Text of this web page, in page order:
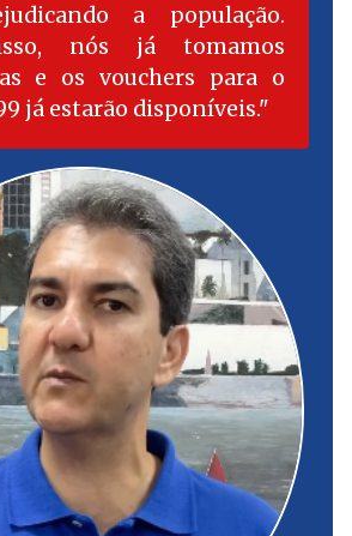
a população.
nós já tomamos
e os vouchers para o
já estarão disponíveis.